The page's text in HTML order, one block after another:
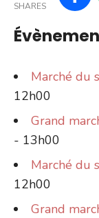
SHARES
Marché du
12h00
Grand
- 13h00
Marché du
12h00
Grand